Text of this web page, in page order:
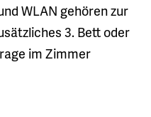
WLAN gehören zur
3. Bett oder
im Zimmer